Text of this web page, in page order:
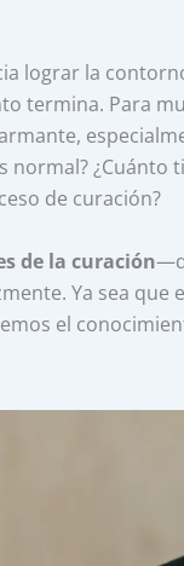
lograr la
termina. Para
¿Cuánto
de curación?
de la curación
Ya sea que
el